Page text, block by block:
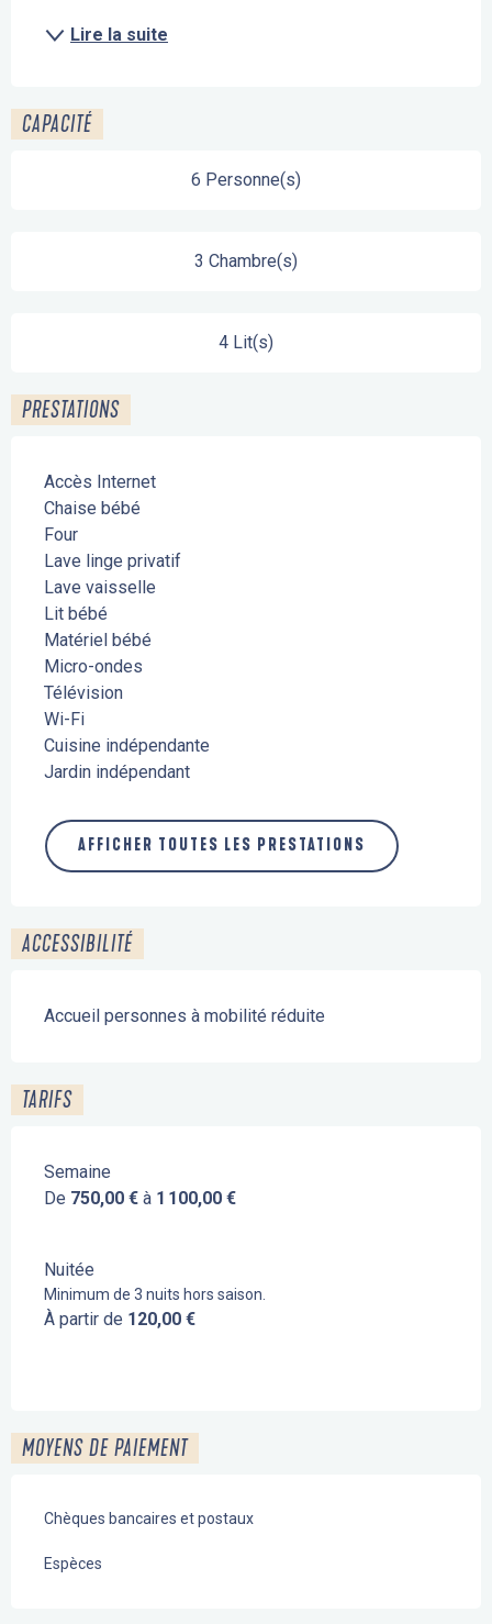
Lire la suite
CAPACITÉ
6 Personne(s)
3 Chambre(s)
4 Lit(s)
PRESTATIONS
Accès Internet
Chaise bébé
Four
Lave linge privatif
Lave vaisselle
Lit bébé
Matériel bébé
Micro-ondes
Télévision
Wi-Fi
Cuisine indépendante
Jardin indépendant
AFFICHER TOUTES LES PRESTATIONS
ACCESSIBILITÉ
Accueil personnes à mobilité réduite
TARIFS
Semaine
De 750,00 € à 1 100,00 €
Nuitée
Minimum de 3 nuits hors saison.
À partir de 120,00 €
MOYENS DE PAIEMENT
Chèques bancaires et postaux
Espèces